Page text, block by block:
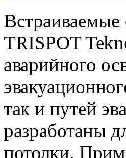
Встраиваемые
TRISPOT
аварийного
так и путей
разработаны
потолки.